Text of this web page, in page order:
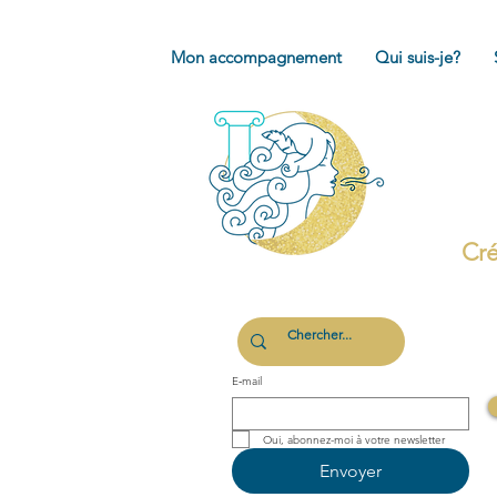
Mon accompagnement Qui suis-je?
E‑mail
Envoyer